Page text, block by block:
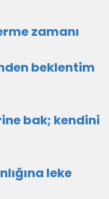
zamanı
beklentim
bak; kendini
leke